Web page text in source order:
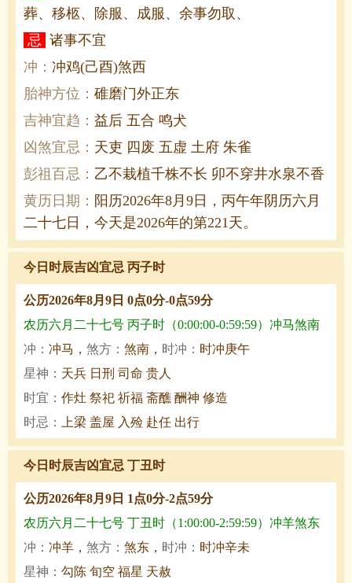
葬、移柩、除服、成服、余事勿取、
忌 诸事不宜
冲： 冲鸡(己酉)煞西
胎神方位： 碓磨门外正东
吉神宜趋： 益后 五合 鸣犬
凶煞宜忌： 天吏 四废 五虚 土府 朱雀
彭祖百忌： 乙不栽植千株不长 卯不穿井水泉不香
黄历日期： 阳历2026年8月9日，丙午年阴历六月
二十七日，今天是2026年的第221天。
今日时辰吉凶宜忌 丙子时
公历2026年8月9日 0点0分-0点59分
农历六月二十七号 丙子时（0:00:00-0:59:59）冲马煞南
冲： 冲马， 煞方： 煞南， 时冲： 时冲庚午
星神： 天兵 日刑 司命 贵人
时宜： 作灶 祭祀 祈福 斋醮 酬神 修造
时忌：
上梁 盖屋 入殓 赴任 出行
今日时辰吉凶宜忌 丁丑时
公历2026年8月9日 1点0分-2点59分
农历六月二十七号 丁丑时（1:00:00-2:59:59）冲羊煞东
冲： 冲羊， 煞方： 煞东， 时冲： 时冲辛未
星神： 勾陈 旬空 福星 天赦